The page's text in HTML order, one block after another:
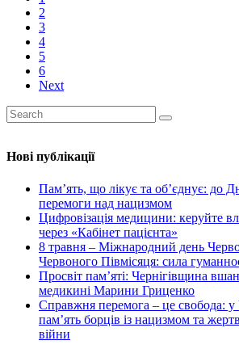
2
3
4
5
6
Next
Нові публікації
Пам’ять, що лікує та об’єднує: до
перемоги над нацизмом
Цифровізація медицини: керуйте
через «Кабінет пацієнта»
8 травня – Міжнародний день
Червоного Півмісяця: сила
Просвіт пам’яті: Чернігівщина
медикині Марини Гриценко
Справжня перемога – це свобода: у
пам’ять борців із нацизмом та
війни